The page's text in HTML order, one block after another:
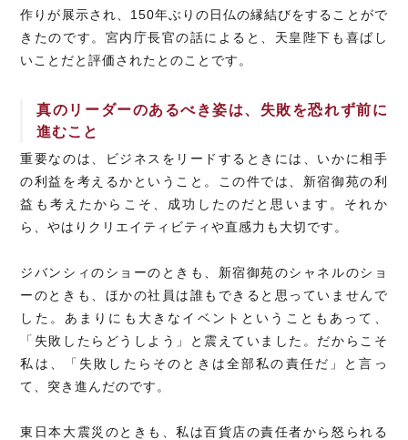
作りが展示され、150年ぶりの日仏の縁結びをすることがで
きたのです。宮内庁長官の話によると、天皇陛下も喜ばし
いことだと評価されたとのことです。
真のリーダーのあるべき姿は、失敗を恐れず前に
進むこと
重要なのは、ビジネスをリードするときには、いかに相手
の利益を考えるかということ。この件では、新宿御苑の利
益も考えたからこそ、成功したのだと思います。それか
ら、やはりクリエイティビティや直感力も大切です。
ジバンシィのショーのときも、新宿御苑のシャネルのショ
ーのときも、ほかの社員は誰もできると思っていませんで
した。あまりにも大きなイベントということもあって、
「失敗したらどうしよう」と震えていました。だからこそ
私は、「失敗したらそのときは全部私の責任だ」と言っ
て、突き進んだのです。
東日本大震災のときも、私は百貨店の責任者から怒られる